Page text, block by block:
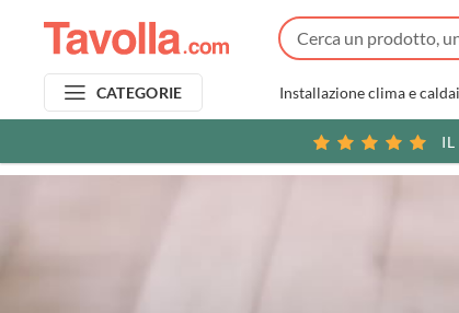
CATEGORIE Installazione clima e
IL